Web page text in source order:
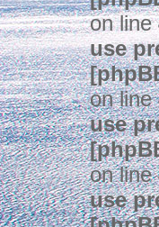
on line
use
on line
use
on line
use